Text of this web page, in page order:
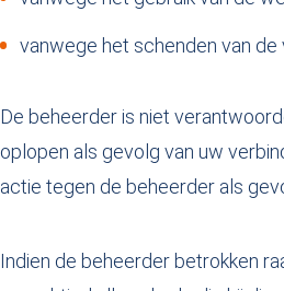
vanwege het schenden van
De beheerder is niet
oplopen als gevolg van uw
actie tegen de beheerder als
Indien de beheerder betrokken